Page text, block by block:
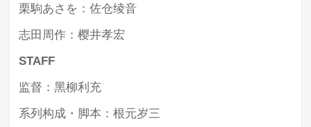
栗駒あさを：佐仓绫音
志田周作：樱井孝宏
STAFF
监督：黑柳利充
系列构成・脚本：根元岁三